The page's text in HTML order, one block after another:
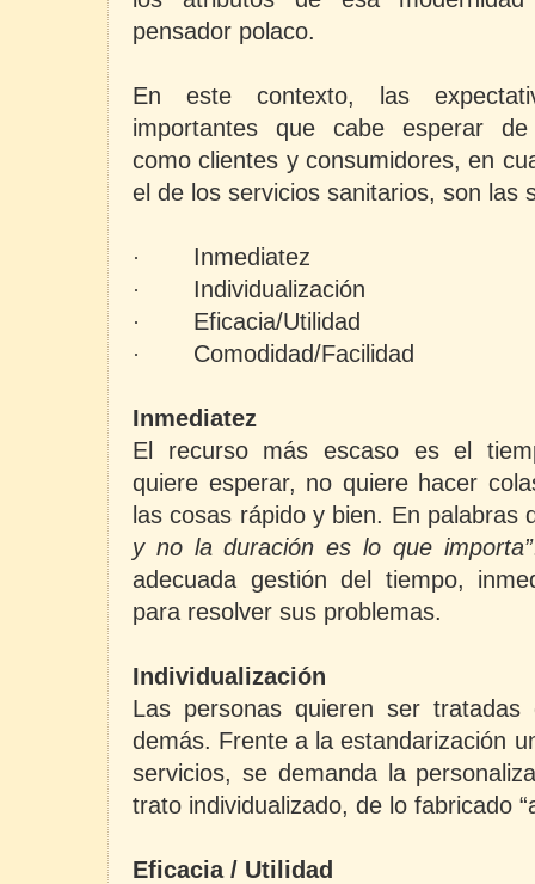
pensador polaco.
En este contexto, las
importantes que cabe esperar de
como clientes y consumidores, en
el de los servicios sanitarios, son las
· Inmediatez
· Individualización
· Eficacia/Utilidad
· Comodidad/Facilidad
Inmediatez
El recurso más escaso es el
quiere esperar, no quiere hacer
las cosas rápido y bien. En palabras
y no la duración es lo que importa”
adecuada gestión del tiempo,
para resolver sus problemas.
Individualización
Las personas quieren ser
demás. Frente a la estandarización
servicios, se demanda la
trato individualizado, de lo fabricado
Eficacia / Utilidad